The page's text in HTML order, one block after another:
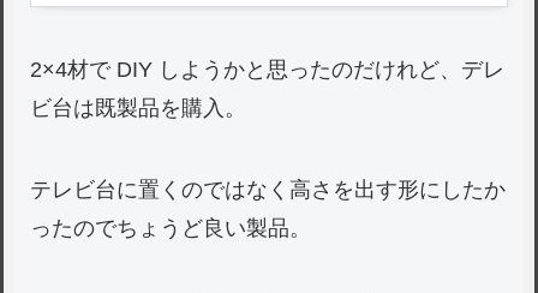
2×4材で DIY しようかと思ったのだけれど、デレ
ビ台は既製品を購入。
テレビ台に置くのではなく高さを出す形にしたか
ったのでちょうど良い製品。